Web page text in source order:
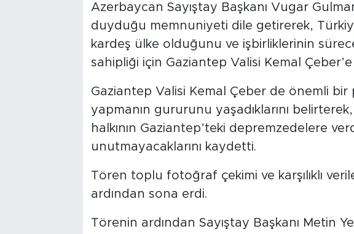
Azerbaycan Sayıştay Başkanı Vugar
duyduğu memnuniyeti dile getirerek,
kardeş ülke olduğunu ve işbirliklerinin
sahipliği için Gaziantep Valisi Kemal
Gaziantep Valisi Kemal Çeber de önemli
yapmanın gururunu yaşadıklarını
halkının Gaziantep’teki depremzedelere
unutmayacaklarını kaydetti.
Tören toplu fotoğraf çekimi ve karşılıklı
ardından sona erdi.
Törenin ardından Sayıştay Başkanı Metin